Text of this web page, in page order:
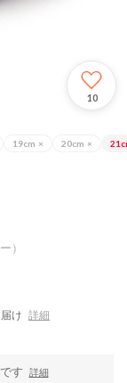
10
19cm × 20cm ×
）
け 詳細
です
詳細